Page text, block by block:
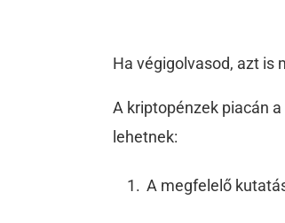
Ha végigolvasod, azt is
A kriptopénzek piacán
lehetnek:
A megfelelő